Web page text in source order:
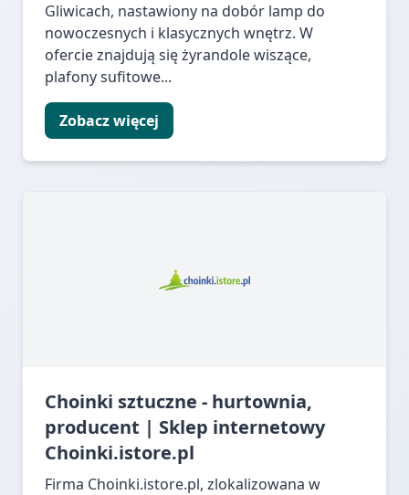
Gliwicach, nastawiony na dobór lamp do
nowoczesnych i klasycznych wnętrz. W
ofercie znajdują się żyrandole wiszące,
plafony sufitowe...
Zobacz więcej
Choinki sztuczne - hurtownia,
producent | Sklep internetowy
Choinki.istore.pl
Firma Choinki.istore.pl, zlokalizowana w